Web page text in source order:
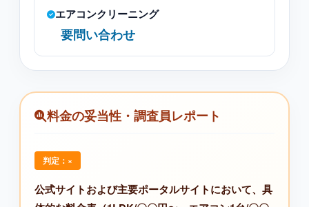
エアコンクリーニング
要問い合わせ
料金の妥当性・調査員レポート
判定：×
公式サイトおよび主要ポータルサイトにおいて、具